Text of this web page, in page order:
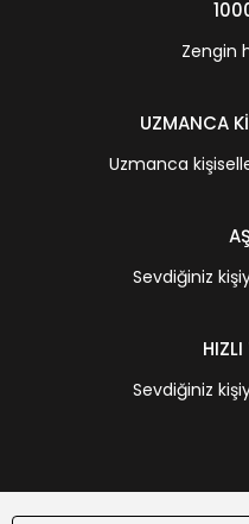
Zengin
UZMANCA
Uzmanca
Sevdiğiniz
HIZLI
Sevdiğiniz